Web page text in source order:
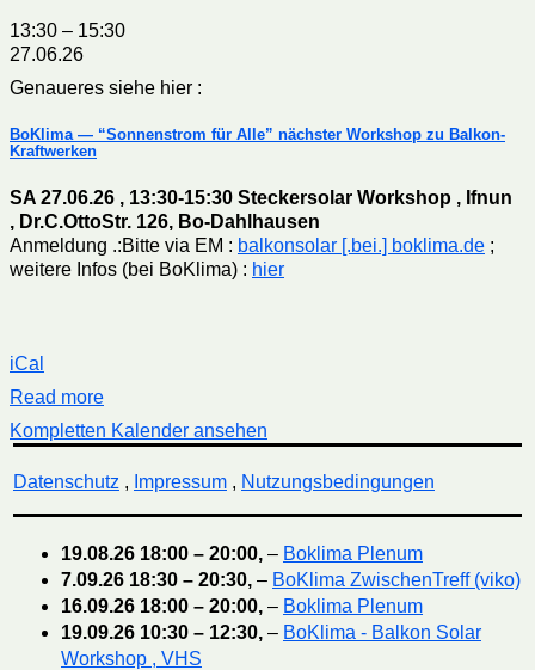
13:30 – 15:30
27.06.26
Genaueres siehe hier :
BoKlima — “Sonnenstrom für Alle” nächster Workshop zu Balkon-
Kraftwerken
SA 27.06.26 , 13:30-15:30 Steckersolar Workshop , Ifnun
, Dr.C.OttoStr. 126, Bo-Dahlhausen
Anmeldung .:Bitte via EM : balkonsolar [.bei.] boklima.de ;
weitere Infos (bei BoKlima) : hier
iCal
Read more
Kompletten Kalender ansehen
Datenschutz , Impressum, Nutzungsbedingungen
19.08.26 18:00 – 20:00, – Boklima Plenum
7.09.26 18:30 – 20:30, – BoKlima ZwischenTreff (viko)
16.09.26 18:00 – 20:00, – Boklima Plenum
19.09.26 10:30 – 12:30, – BoKlima - Balkon Solar
Workshop , VHS